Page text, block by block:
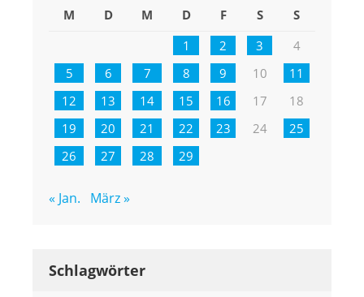
M D M D F S
S
1
2 3
4
5
6 7 8 9 10
11
12
13 14 15 16 17
18
19
20 21 22 23 24
25
26
27 28 29
« Jan. März »
Schlagwörter